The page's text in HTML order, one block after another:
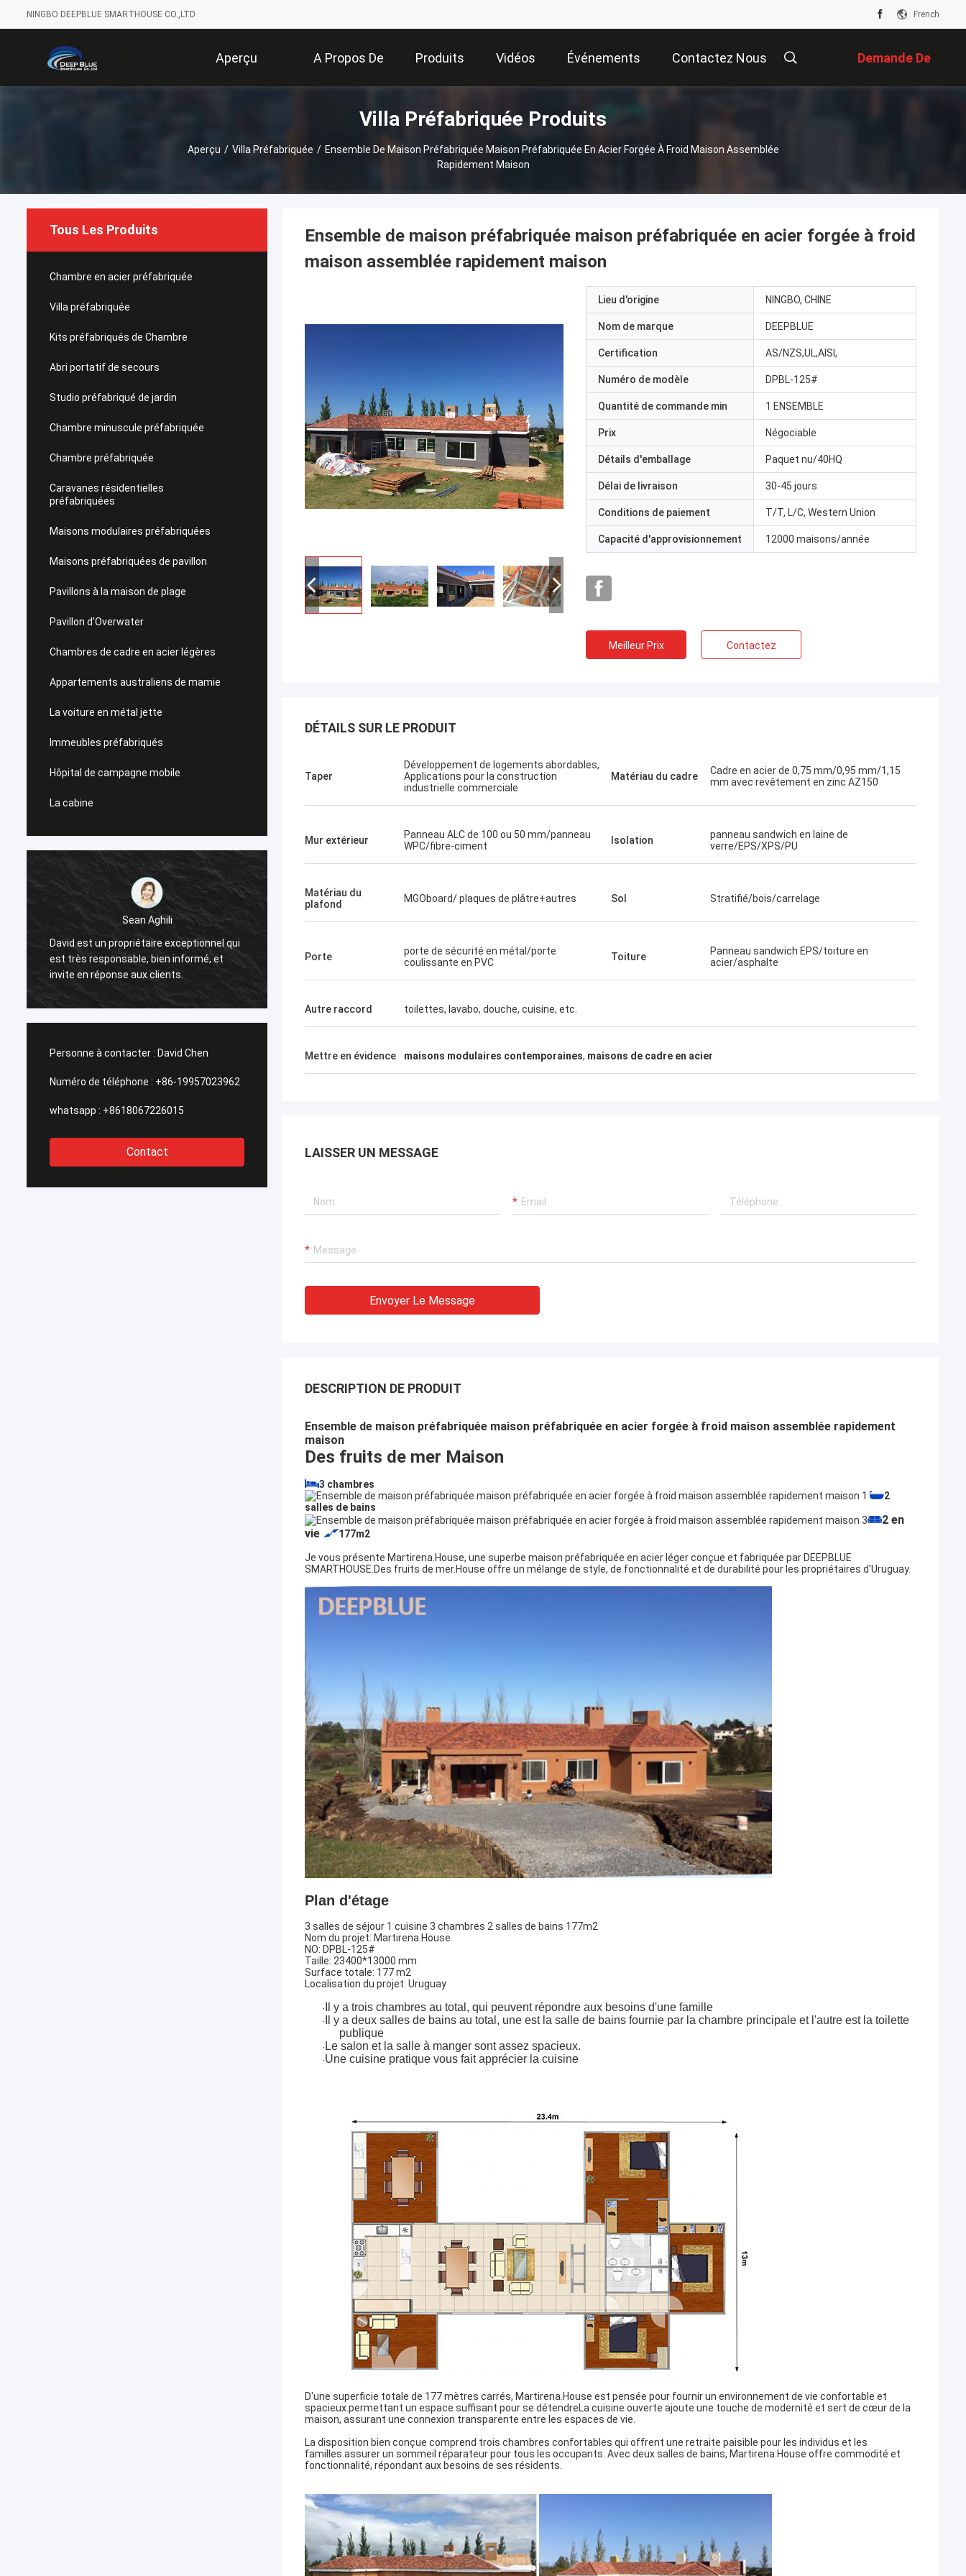
NINGBO DEEPBLUE SMARTHOUSE CO.,LTD French
Aperçu A Propos De
Nous
Produits Vidéos Événements Contactez Nous Demande De
Soumission
Villa Préfabriquée Produits
Aperçu / Villa Préfabriquée / Ensemble De Maison Préfabriquée Maison Préfabriquée En Acier Forgée À Froid Maison Assemblée
Rapidement Maison
Tous Les Produits
Chambre en acier préfabriquée
Villa préfabriquée
Kits préfabriqués de Chambre
Abri portatif de secours
Studio préfabriqué de jardin
Chambre minuscule préfabriquée
Chambre préfabriquée
Caravanes résidentielles
préfabriquées
Maisons modulaires préfabriquées
Maisons préfabriquées de pavillon
Pavillons à la maison de plage
Pavillon d'Overwater
Chambres de cadre en acier légères
Appartements australiens de mamie
La voiture en métal jette
Immeubles préfabriqués
Hôpital de campagne mobile
La cabine
Sean Aghili
David est un propriétaire exceptionnel qui
est très responsable, bien informé, et
invite en réponse aux clients.
Smarthouse bleu profond pour des
personnes recherchant les solutions de
logement à charpente d'acier qui peuvent
monde.
Gary
sérieux et responsable, je leur fais
heureux d'être les associés, et moi suis
également heureux de devenir des amis
en quelques vies.
Personne à contacter : David Chen
Numéro de téléphone : +86-19957023962
whatsapp : +8618067226015
Contact
Ensemble de maison préfabriquée maison préfabriquée en acier forgée à froid
maison assemblée rapidement maison
Lieu d'origine NINGBO, CHINE
Nom de marque DEEPBLUE
Certification AS/NZS,UL,AISI,
Numéro de modèle DPBL-125#
Quantité de commande min 1 ENSEMBLE
Prix Négociable
Détails d'emballage Paquet nu/40HQ
Délai de livraison 30-45 jours
Conditions de paiement T/T, L/C, Western Union
Capacité d'approvisionnement 12000 maisons/année
Meilleur Prix Contactez
DÉTAILS SUR LE PRODUIT
Taper
Développement de logements abordables,
Applications pour la construction
industrielle commerciale
Matériau du cadre
Cadre en acier de 0,75 mm/0,95 mm/1,15
mm avec revêtement en zinc AZ150
Mur extérieur
Panneau ALC de 100 ou 50 mm/panneau
WPC/fibre-ciment
Isolation
panneau sandwich en laine de
verre/EPS/XPS/PU
Matériau du
plafond
MGOboard/ plaques de plâtre+autres Sol Stratifié/bois/carrelage
Porte
porte de sécurité en métal/porte
coulissante en PVC
Toiture
Panneau sandwich EPS/toiture en
acier/asphalte
Autre raccord toilettes, lavabo, douche, cuisine, etc.
Mettre en évidence maisons modulaires contemporaines, maisons de cadre en acier
LAISSER UN MESSAGE
Envoyer Le Message
DESCRIPTION DE PRODUIT
Ensemble de maison préfabriquée maison préfabriquée en acier forgée à froid maison assemblée rapidement
maison
Des fruits de mer Maison
3 chambres
2
salles de bains
2 en
vie
177m2
Je vous présente Martirena.House, une superbe maison préfabriquée en acier léger conçue et fabriquée par DEEPBLUE
SMARTHOUSE.Des fruits de mer.House offre un mélange de style, de fonctionnalité et de durabilité pour les propriétaires d'Uruguay.
Plan d'étage
3 salles de séjour 1 cuisine 3 chambres 2 salles de bains 177m2
Nom du projet: Martirena.House
NO: DPBL-125#
Taille: 23400*13000 mm
Surface totale: 177 m2
Localisation du projet: Uruguay
· Il y a trois chambres au total, qui peuvent répondre aux besoins d'une famille
·
Il y a deux salles de bains au total, une est la salle de bains fournie par la chambre principale et l'autre est la toilette
publique
· Le salon et la salle à manger sont assez spacieux.
·Une cuisine pratique vous fait apprécier la cuisine
D'une superficie totale de 177 mètres carrés, Martirena.House est pensée pour fournir un environnement de vie confortable et
spacieux.permettant un espace suffisant pour se détendreLa cuisine ouverte ajoute une touche de modernité et sert de cœur de la
maison, assurant une connexion transparente entre les espaces de vie.
La disposition bien conçue comprend trois chambres confortables qui offrent une retraite paisible pour les individus et les
familles.assurer un sommeil réparateur pour tous les occupants. Avec deux salles de bains, Martirena.House offre commodité et
fonctionnalité, répondant aux besoins de ses résidents.